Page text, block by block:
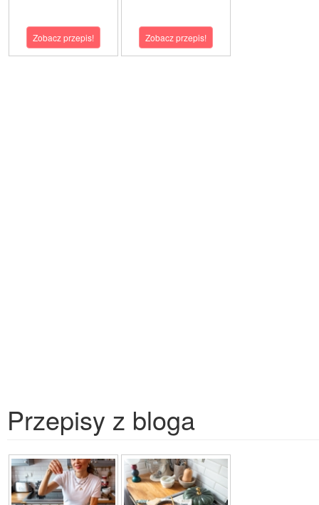
Zobacz przepis! Zobacz przepis!
Przepisy z bloga